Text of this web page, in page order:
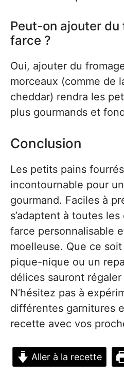
Peut-on ajouter du
farce ?
Oui, ajouter du
morceaux (comme de
cheddar) rendra les
plus gourmands et
Conclusion
Les petits pains
incontournable pour
gourmand. Faciles à
s’adaptent à toutes
farce personnalisable
moelleuse. Que ce
pique-nique ou un
délices sauront
N’hésitez pas à
différentes garnitures
recette avec vos
Aller à la recette